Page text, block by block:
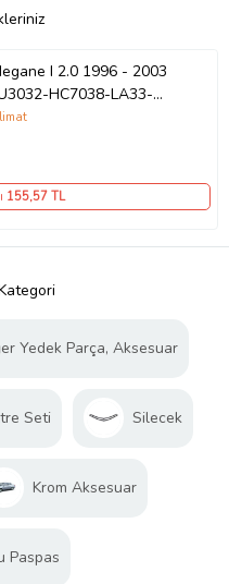
I 2.0 1996 - 2003
HC7038-LA33-
155,57 TL
Yedek Parça, Aksesuar
Seti Silecek
Krom Aksesuar
Paspas